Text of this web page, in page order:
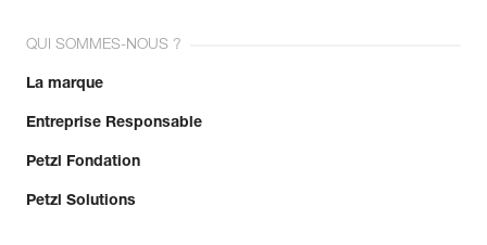
QUI SOMMES-NOUS ?
La marque
Entreprise Responsable
Petzl Fondation
Petzl Solutions